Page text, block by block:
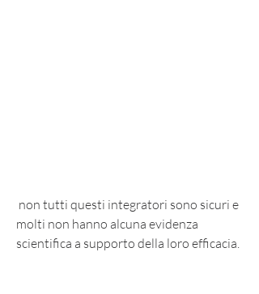
molti non hanno alcuna evidenza
scientifica a supporto della loro efficacia.